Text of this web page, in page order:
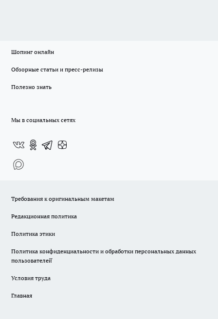
Шопинг онлайн
Обзорные статьи и пресс-релизы
Полезно знать
Мы в социальных сетях
Требования к оригинальным макетам
Редакционная политика
Политика этики
Политика конфиденциальности и обработки персональных данных
пользователей̆
Условия труда
Главная